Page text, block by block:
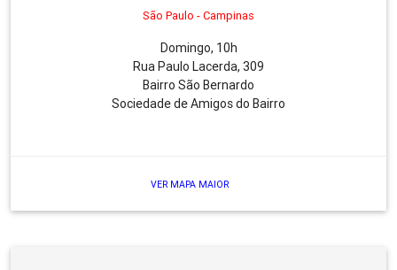
São Paulo - Campinas
Domingo, 10h
Rua Paulo Lacerda, 309
Bairro São Bernardo
Sociedade de Amigos do Bairro
VER MAPA MAIOR